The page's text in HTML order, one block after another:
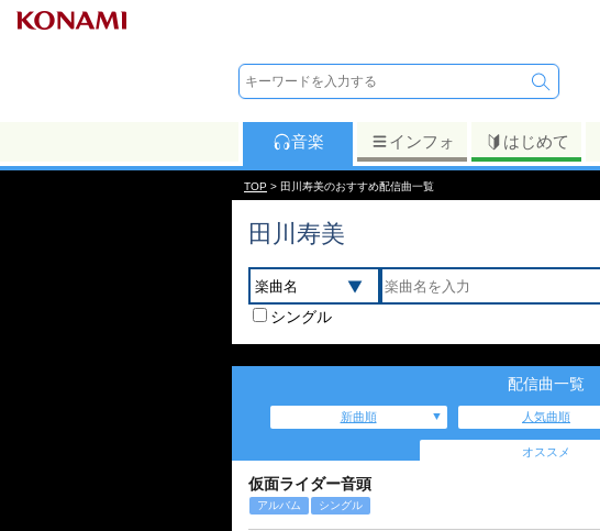
音楽 インフォ はじめて
TOP > 田川寿美のおすすめ配信曲一覧
田川寿美
シングル
配信曲一覧
新曲順 人気曲順
オススメ
仮面ライダー音頭
アルバム シングル